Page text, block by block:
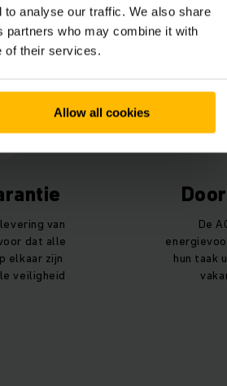
analyse our traffic. We also share
partners who may combine it with
of their services.
Allow all cookies
van
dat alle
elkaar zijn
veiligheid
De
hun taak